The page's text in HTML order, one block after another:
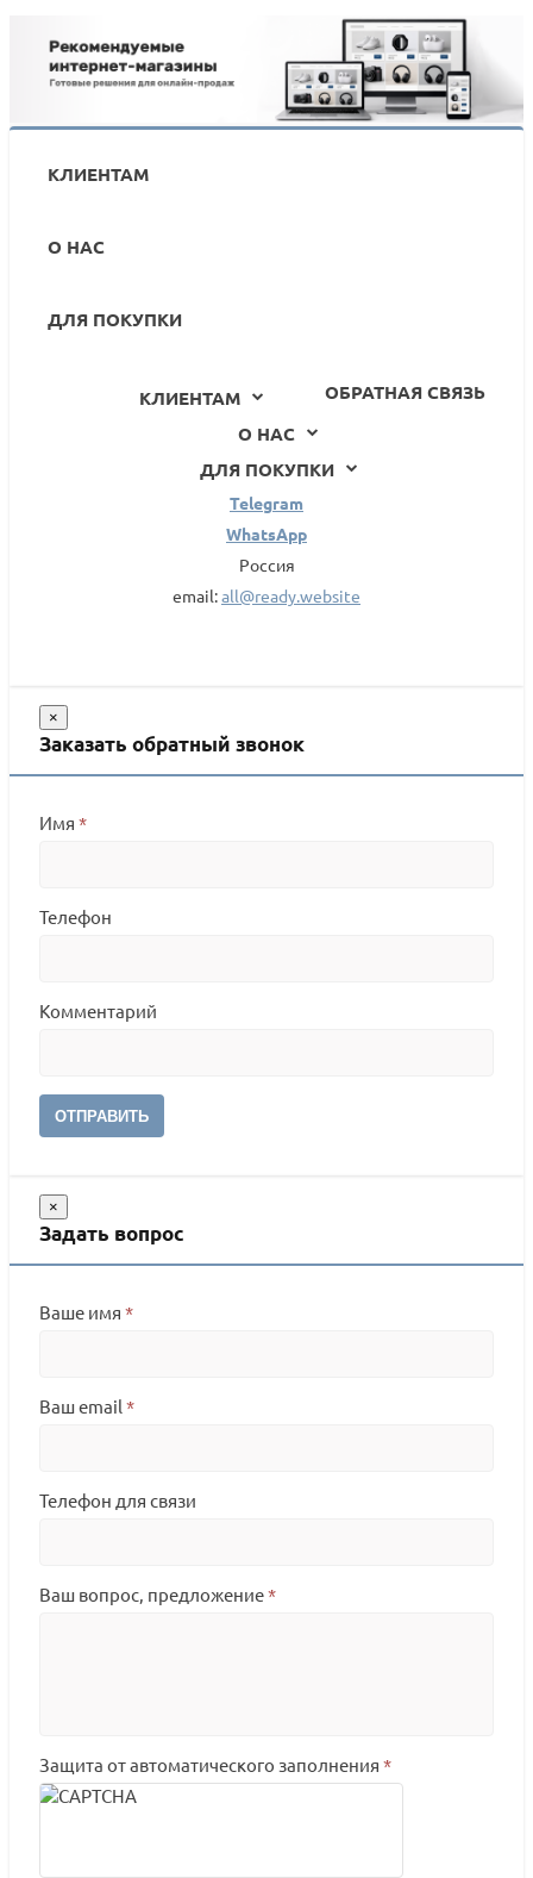
КЛИЕНТАМ
О НАС
ДЛЯ ПОКУПКИ
ОБРАТНАЯ СВЯЗЬ
КЛИЕНТАМ
О НАС
ДЛЯ ПОКУПКИ
Telegram
WhatsApp
Россия
email:all@ready.website
×
Заказать обратный звонок
Имя *
Телефон
Комментарий
ОТПРАВИТЬ
×
Задать вопрос
Ваше имя *
Ваш email *
Телефон для связи
Ваш вопрос, предложение*
Защита от автоматического заполнения *